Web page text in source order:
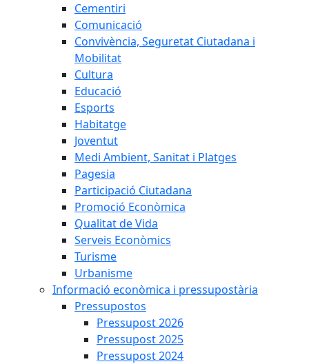
Cementiri
Comunicació
Convivència, Seguretat Ciutadana i
Mobilitat
Cultura
Educació
Esports
Habitatge
Joventut
Medi Ambient, Sanitat i Platges
Pagesia
Participació Ciutadana
Promoció Econòmica
Qualitat de Vida
Serveis Econòmics
Turisme
Urbanisme
Informació econòmica i pressupostària
Pressupostos
Pressupost 2026
Pressupost 2025
Pressupost 2024